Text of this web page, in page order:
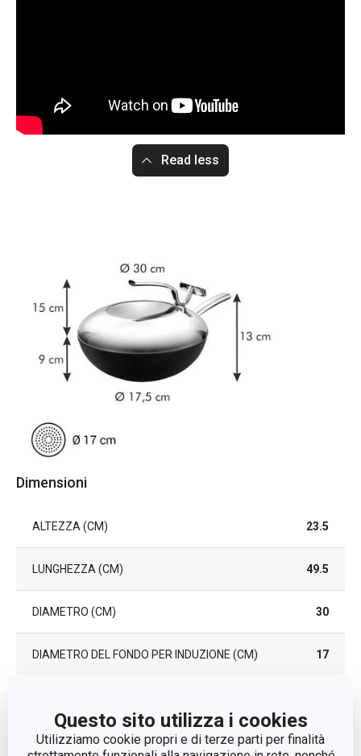
Questo sito utilizza i cookies
Utilizziamo cookie propri e di terze parti per finalità
Read less
Dimensioni
ALTEZZA (CM) 23.5
LUNGHEZZA (CM) 49.5
DIAMETRO (CM) 30
DIAMETRO DEL FONDO PER INDUZIONE (CM) 17
Altri parametri